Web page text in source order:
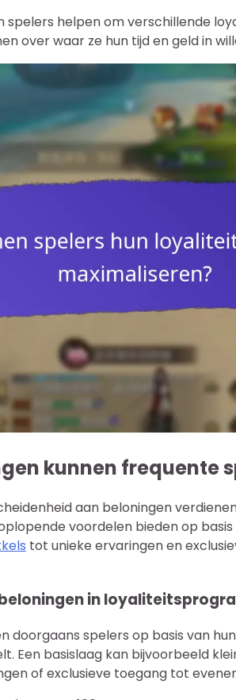
spelers helpen om verschillende
over waar ze hun tijd en geld in
kunnen frequente
aan beloningen
voordelen bieden op
tot unieke ervaringen en
in
doorgaans spelers op basis van
Een basislaag kan bijvoorbeeld
of exclusieve toegang tot